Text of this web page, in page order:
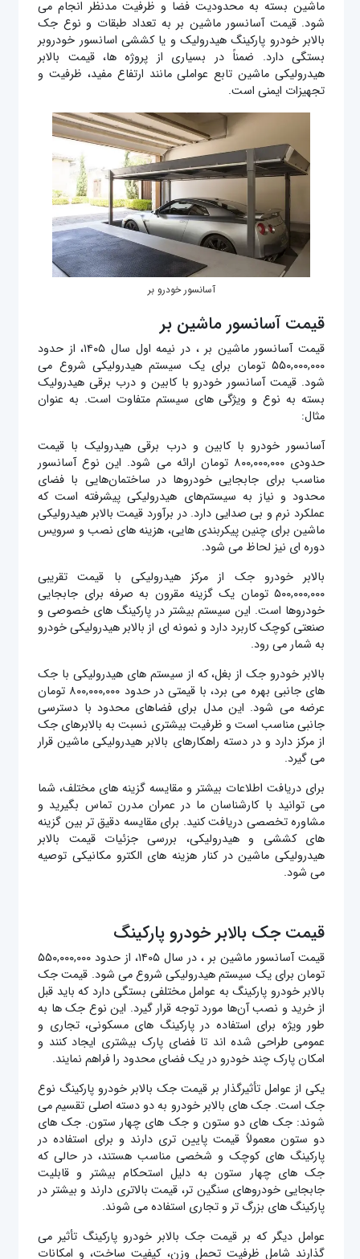
ماشین بسته به محدودیت فضا و ظرفیت مدنظر انجام می
شود. قیمت آسانسور ماشین بر به تعداد طبقات و نوع جک
بالابر خودرو پارکینگ هیدرولیک و یا کششی اسانسور خودروبر
بستگی دارد. ضمناً در بسیاری از پروژه ها، قیمت بالابر
هیدرولیکی ماشین تابع عواملی مانند ارتفاع مفید، ظرفیت و
تجهیزات ایمنی است.
آسانسور خودرو بر
قیمت آسانسور ماشین بر
قیمت آسانسور ماشین بر ، در نیمه اول سال ۱۴۰۵، از حدود
۵۵۰,۰۰۰,۰۰۰ تومان برای یک سیستم هیدرولیکی شروع می
شود. قیمت آسانسور خودرو با کابین و درب برقی هیدرولیک
بسته به نوع و ویژگی‌ های سیستم متفاوت است. به عنوان
مثال:
آسانسور خودرو با کابین و درب برقی هیدرولیک با قیمت
حدودی ۸۰۰,۰۰۰,۰۰۰ تومان ارائه می‌ شود. این نوع آسانسور
مناسب برای جابجایی خودروها در ساختمان‌هایی با فضای
محدود و نیاز به سیستم‌های هیدرولیکی پیشرفته است که
عملکرد نرم و بی‌ صدایی دارد. در برآورد قیمت بالابر هیدرولیکی
ماشین برای چنین پیکربندی هایی، هزینه های نصب و سرویس
دوره ای نیز لحاظ می شود.
بالابر خودرو جک از مرکز هیدرولیکی با قیمت تقریبی
۵۰۰,۰۰۰,۰۰۰ تومان یک گزینه مقرون به صرفه برای جابجایی
خودروها است. این سیستم بیشتر در پارکینگ‌ های خصوصی و
صنعتی کوچک کاربرد دارد و نمونه ای از بالابر هیدرولیکی خودرو
به شمار می رود.
بالابر خودرو جک از بغل، که از سیستم‌ های هیدرولیکی با جک‌
های جانبی بهره می‌ برد، با قیمتی در حدود ۸۰۰,۰۰۰,۰۰۰ تومان
عرضه می‌ شود. این مدل برای فضاهای محدود با دسترسی
جانبی مناسب است و ظرفیت بیشتری نسبت به بالابرهای جک
از مرکز دارد و در دسته راهکارهای بالابر هیدرولیکی ماشین قرار
می گیرد.
برای دریافت اطلاعات بیشتر و مقایسه گزینه‌ های مختلف، شما
می‌ توانید با کارشناسان ما در عمران مدرن تماس بگیرید و
مشاوره تخصصی دریافت کنید. برای مقایسه دقیق تر بین گزینه
های کششی و هیدرولیکی، بررسی جزئیات قیمت بالابر
هیدرولیکی ماشین در کنار هزینه های الکترو مکانیکی توصیه
می شود.
قیمت جک بالابر خودرو پارکینگ
قیمت آسانسور ماشین بر ، در سال ۱۴۰۵، از حدود ۵۵۰,۰۰۰,۰۰۰
تومان برای یک سیستم هیدرولیکی شروع می شود. قیمت جک
بالابر خودرو پارکینگ به عوامل مختلفی بستگی دارد که باید قبل
از خرید و نصب آن‌ها مورد توجه قرار گیرد. این نوع جک‌ ها به‌
طور ویژه برای استفاده در پارکینگ‌ های مسکونی، تجاری و
عمومی طراحی شده‌ اند تا فضای پارک بیشتری ایجاد کنند و
امکان پارک چند خودرو در یک فضای محدود را فراهم نمایند.
یکی از عوامل تأثیرگذار بر قیمت جک بالابر خودرو پارکینگ نوع
جک است. جک‌ های بالابر خودرو به دو دسته اصلی تقسیم می‌
شوند: جک‌ های دو ستون و جک‌ های چهار ستون. جک‌ های
دو ستون معمولاً قیمت پایین‌ تری دارند و برای استفاده در
پارکینگ‌ های کوچک و شخصی مناسب هستند، در حالی که
جک‌ های چهار ستون به دلیل استحکام بیشتر و قابلیت
جابجایی خودروهای سنگین‌ تر، قیمت بالاتری دارند و بیشتر در
پارکینگ‌ های بزرگ‌ تر و تجاری استفاده می‌ شوند.
عوامل دیگر که بر قیمت جک بالابر خودرو پارکینگ تأثیر می‌
گذارند شامل ظرفیت تحمل وزن، کیفیت ساخت، و امکانات